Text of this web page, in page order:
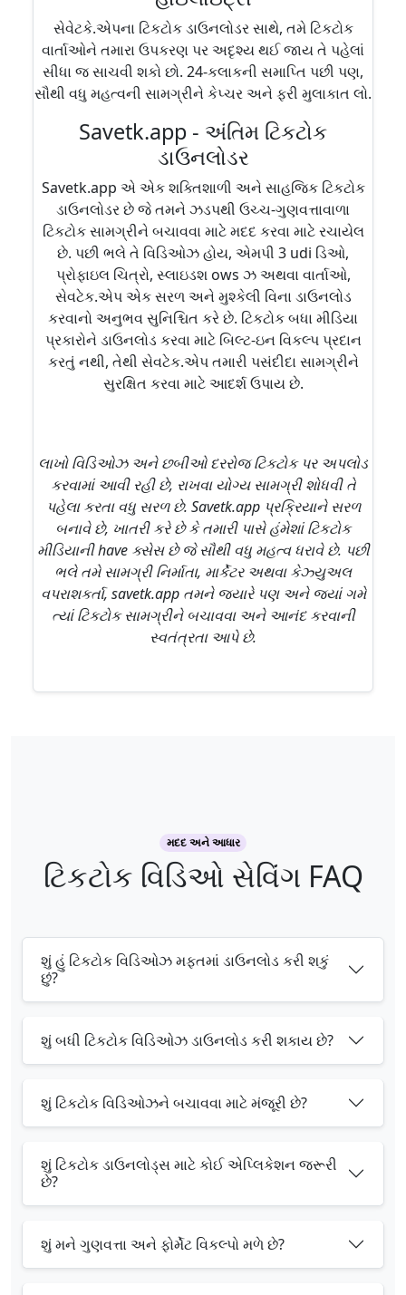
સેવેટકે.એપના ટિકટોક ડાઉનલોડર સાથે, તમે ટિકટોક
વાર્તાઓને તમારા ઉપકરણ પર અદૃશ્ય થઈ જાય તે પહેલાં
સીધા જ સાચવી શકો છો. 24-કલાકની સમાપ્તિ પછી પણ,
સૌથી વધુ મહત્વની સામગ્રીને કેપ્ચર અને ફરી મુલાકાત લો.
Savetk.app - અંતિમ ટિકટોક
ડાઉનલોડર
Savetk.app એ એક શક્તિશાળી અને સાહજિક ટિકટોક
ડાઉનલોડર છે જે તમને ઝડપથી ઉચ્ચ-ગુણવત્તાવાળા
ટિકટોક સામગ્રીને બચાવવા માટે મદદ કરવા માટે રચાયેલ
છે. પછી ભલે તે વિડિઓઝ હોય, એમપી 3 udi ડિઓ,
પ્રોફાઇલ ચિત્રો, સ્લાઇડશ ows ઝ અથવા વાર્તાઓ,
સેવટેક.એપ એક સરળ અને મુશ્કેલી વિના ડાઉનલોડ
કરવાનો અનુભવ સુનિશ્ચિત કરે છે. ટિકટોક બધા મીડિયા
પ્રકારોને ડાઉનલોડ કરવા માટે બિલ્ટ-ઇન વિકલ્પ પ્રદાન
કરતું નથી, તેથી સેવટેક.એપ તમારી પસંદીદા સામગ્રીને
સુરક્ષિત કરવા માટે આદર્શ ઉપાય છે.
લાખો વિડિઓઝ અને છબીઓ દરરોજ ટિકટોક પર અપલોડ
કરવામાં આવી રહી છે, રાખવા યોગ્ય સામગ્રી શોધવી તે
પહેલા કરતા વધુ સરળ છે. Savetk.app પ્રક્રિયાને સરળ
બનાવે છે, ખાતરી કરે છે કે તમારી પાસે હંમેશાં ટિકટોક
મીડિયાની have ક્સેસ છે જે સૌથી વધુ મહત્વ ધરાવે છે. પછી
ભલે તમે સામગ્રી નિર્માતા, માર્કેટર અથવા કેઝ્યુઅલ
વપરાશકર્તા, savetk.app તમને જ્યારે પણ અને જ્યાં ગમે
ત્યાં ટિકટોક સામગ્રીને બચાવવા અને આનંદ કરવાની
સ્વતંત્રતા આપે છે.
મદદ અને આધાર
ટિકટોક વિડિઓ સેવિંગ FAQ
શું હું ટિકટોક વિડિઓઝ મફતમાં ડાઉનલોડ કરી શકું
છું?
શું બધી ટિકટોક વિડિઓઝ ડાઉનલોડ કરી શકાય છે?
શું ટિકટોક વિડિઓઝને બચાવવા માટે મંજૂરી છે?
શું ટિકટોક ડાઉનલોડ્સ માટે કોઈ એપ્લિકેશન જરૂરી
છે?
શું મને ગુણવત્તા અને ફોર્મેટ વિકલ્પો મળે છે?